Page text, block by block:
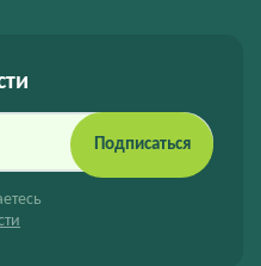
Подписаться